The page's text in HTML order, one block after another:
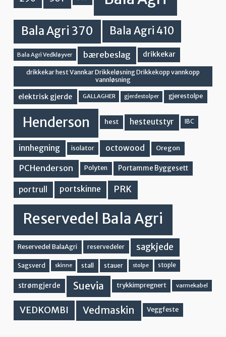
Bala Agri 370 Bala Agri 410
Bala Agri Vedkløyver bærebeslag drikkekar
drikkekar hest Vannkar Drikkeløsning Drikkekopp vannkopp
vannløsning
elektrisk gjerde GALLAGHER gjerdestolper gjerestolpe
Henderson hest hesteutstyr IBC
innhegning isolator octowood Oregon
PCHenderson Polyten Portamme Byggesett
portrull portskinne PRK
Reservedel Bala Agri
Reservedel BalaAgri reservedeler sagkjede
Sagsverd skinne stall stauer stolpe stople
strømgjerde Suevia trykkimpregnert varmekabel
VEDKOMBI Vedmaskin Veggfeste